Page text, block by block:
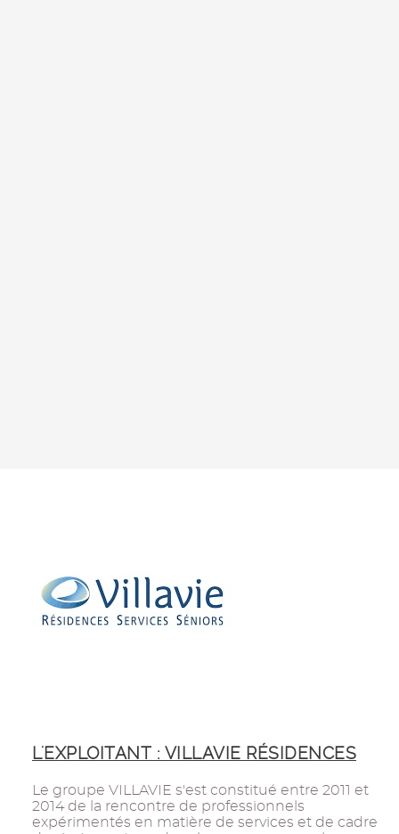
L'EXPLOITANT : VILLAVIE RÉSIDENCES
Le groupe VILLAVIE s'est constitué entre 2011 et
2014 de la rencontre de professionnels
expérimentés en matière de services et de cadre